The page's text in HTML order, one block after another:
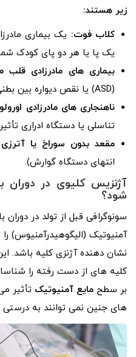
زیر هستند:
کلاب فوت: یک بیماری
یک پا یا هر دو پای کودک
بیماری های مادرزادی قلب
(ASD) یا نقص دیواره بین بطنی (VSD).
ناهنجاری های مادرزادی
تناسلی یا دستگاه ادراری
مقعد بدون سوراخ یا
انتهای دستگاه گوارش).
آژنزیس کلیوی در
شود؟
سونوگرافی قبل از تولد در
آمنیوتیک (الیگوهیدرآمنیوس)
نشان دهنده آژنزی کلیه باشد.
کلیه های از دست رفته را
بر سطح مایع آمنیوتیک تأثیر
های جنین نمی توانند به درستی